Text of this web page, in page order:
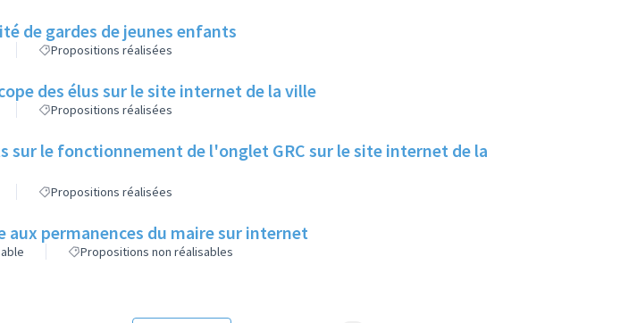
de gardes de jeunes enfants
Propositions réalisées
des élus sur le site internet de la ville
Propositions réalisées
sur le fonctionnement de l'onglet GRC sur le site internet de la
Propositions réalisées
aux permanences du maire sur internet
Propositions non réalisables